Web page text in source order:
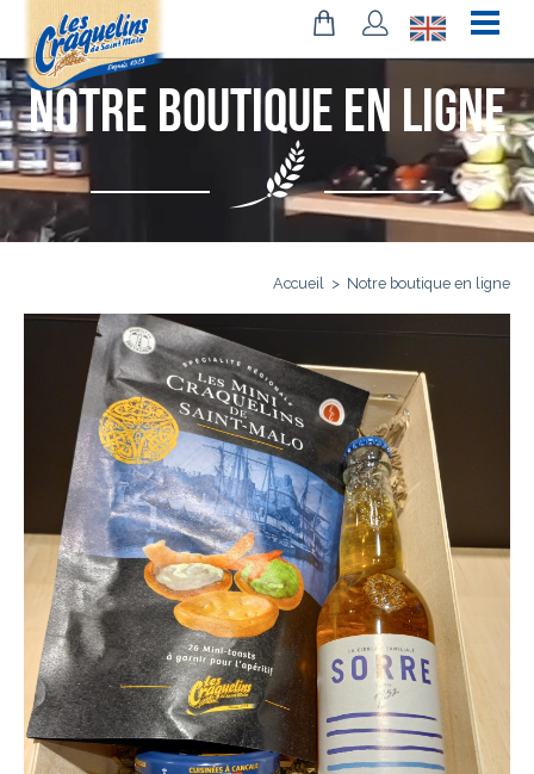
Notre boutique en ligne
Accueil > Notre boutique en ligne